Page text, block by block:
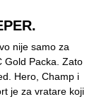
nije samo za
Gold Packa. Zato
Hero, Champ i
je za vratare koji